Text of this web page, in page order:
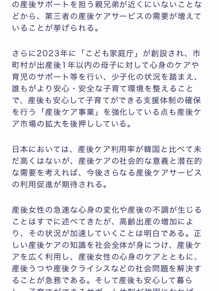
の産後サポートを担う親兄弟が近くにいないことな
どから、第三者の産後ケアサービスの需要が増えて
いることが挙げられる。
さらに2023年に「こども家庭庁」が創設され、市
町村が出産後1年以内の母子に対して心身のケアや
育児のサポート等を行い、少子化の状況を踏まえ、
誰もがより安心・安全な子育て環境を整えること
で、産後も安心して子育てができる支援体制の確保
を行う「産後ケア事業」を強化している点も産後ケ
ア市場の拡大を後押ししている。
日本においては、産後ケア利用率が韓国と比べて未
だ高くはないが、産後ケアの社会的な意義と潜在的
な需要を考えれば、今後さらなる産後ケアサービス
の利用促進が期待される。
産後女性の急速な心身の変化や産後の不調が生じる
ことはすでに述べてきたが、高齢出産の増加によ
り、その状況が加速していくことは明白である。正
しい産後ケアの知識を社会全体が身につけ、産後ケ
アを広く利用し、産後女性の心身のケアとともに、
産後うつや産後クライシスなどの社会問題を解決す
ることが急務である。そして産後も安心して暮ら